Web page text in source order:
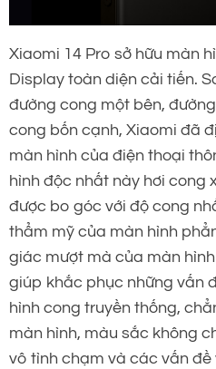
Xiaomi 14 Pro sở hữu màn
Display toàn diện cải tiến.
đường cong một bên,
cong bốn cạnh, Xiaomi đã
màn hình của điện thoại
hình độc nhất này hơi cong
được bo góc với độ cong
thẩm mỹ của màn hình
giác mượt mà của màn
giúp khắc phục những vấn
hình cong truyền thống,
màn hình, màu sắc không
vô tình chạm và các vấn đề